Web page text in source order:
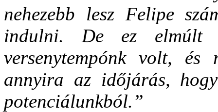
nehezebb lesz Felipe
indulni. De ez elmúlt
versenytempónk volt,
annyira az időjárás,
potenciálunkból.”